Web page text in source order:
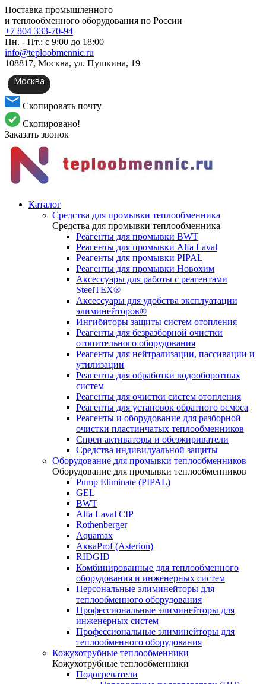
Поставка промышленного
и теплообменного оборудования по России
+7 804 333-70-94
Пн. - Пт.: с 9:00 до 18:00
info@teploobmennic.ru
108817, Москва, ул. Пушкина, 19
Москва
Скопировать почту
Скопировано!
Заказать звонок
Каталог
Средства для промывки теплообменника
Средства для промывки теплообменника
Реагенты для промывки BWT
Реагенты для промывки Alfa Laval
Реагенты для промывки PIPAL
Реагенты для промывки Новохим
Аксессуары для работы с реагентами
SteelTEX®
Аксессуары для удобства эксплуатации
элиминейторов®
Ингибиторы защиты систем отопления
Реагенты для безразборной очистки
отопительного оборудования
Реагенты для нейтрализации, пассивации и
утилизации
Реагенты для обработки водооборотных
систем
Реагенты для очистки систем отопления
Реагенты для установок обратного осмоса
Реагенты и оборудование для разборной
очистки пластинчатых теплообменников
Спреи активаторы и обезжириватели
Средства индивидуальной защиты
Оборудование для промывки теплообменников
Оборудование для промывки теплообменников
Pump Eliminate (PIPAL)
GEL
BWT
Alfa Laval CIP
Rothenberger
Aquamax
АкваProf (Asterion)
RIDGID
Комбинированные для теплообменного
оборудования и инженерных систем
Персональные элиминейторы для
теплообменного оборудования
Профессиональные элиминейторы для
инженерных систем
Профессиональные элиминейторы для
теплообменного оборудования
Кожухотрубные теплообменники
Кожухотрубные теплообменники
Подогреватели